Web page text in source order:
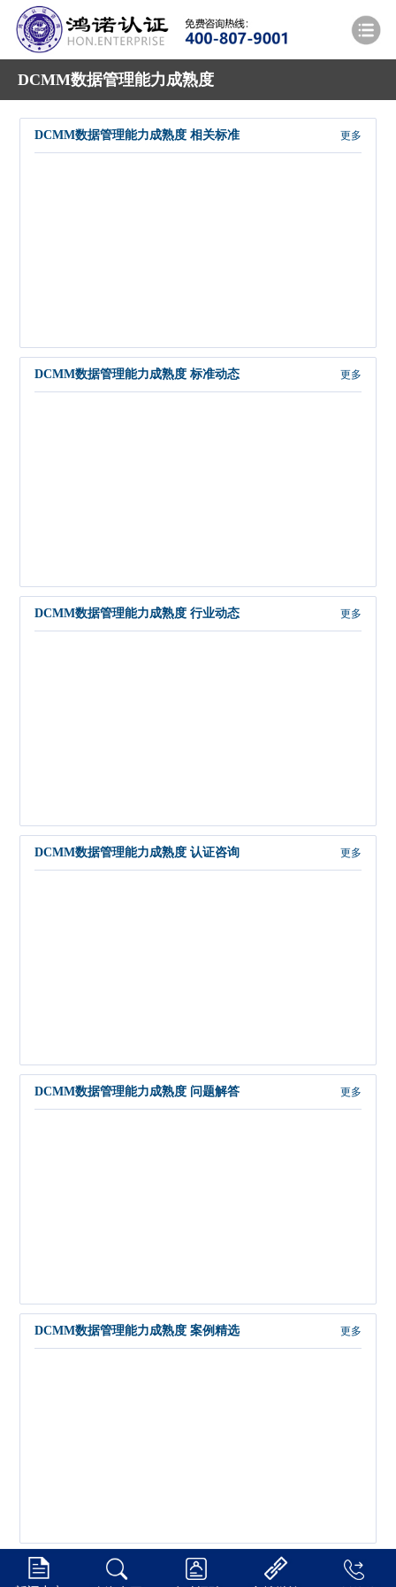
DCMM数据管理能力成熟度
DCMM数据管理能力成熟度 相关标准 更多
DCMM数据管理能力成熟度 标准动态 更多
DCMM数据管理能力成熟度 行业动态 更多
DCMM数据管理能力成熟度 认证咨询 更多
DCMM数据管理能力成熟度 问题解答 更多
DCMM数据管理能力成熟度 案例精选 更多